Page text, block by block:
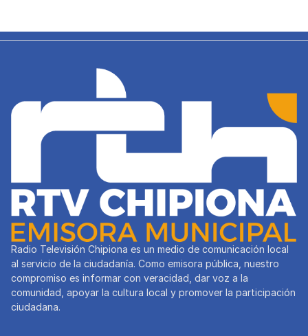
Radio Televisión Chipiona es un medio de comunicación local
al servicio de la ciudadanía. Como emisora pública, nuestro
compromiso es informar con veracidad, dar voz a la
comunidad, apoyar la cultura local y promover la participación
ciudadana.